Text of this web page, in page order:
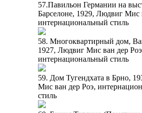
57.Павильон Германии на
Барселоне, 1929, Людвиг Мис
интернациональный стиль
58. Многоквартирный дом,
1927, Людвиг Мис ван дер
интернациональный стиль
59. Дом Тугендхата в Брно,
Мис ван дер Роэ,
стиль